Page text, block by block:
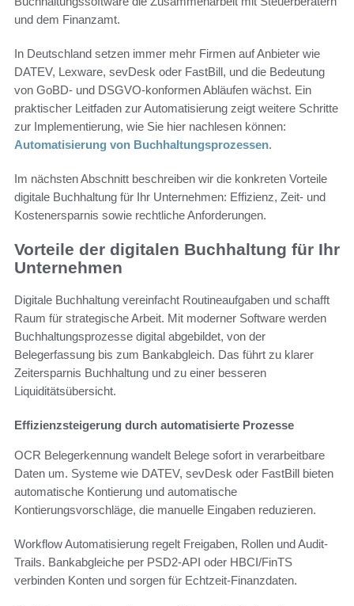
und dem Finanzamt.
In Deutschland setzen immer mehr Firmen auf Anbieter wie
DATEV, Lexware, sevDesk oder FastBill, und die Bedeutung
von GoBD- und DSGVO-konformen Abläufen wächst. Ein
praktischer Leitfaden zur Automatisierung zeigt weitere Schritte
zur Implementierung, wie Sie hier nachlesen können:
Automatisierung von Buchhaltungsprozessen.
Im nächsten Abschnitt beschreiben wir die konkreten Vorteile
digitale Buchhaltung für Ihr Unternehmen: Effizienz, Zeit- und
Kostenersparnis sowie rechtliche Anforderungen.
Vorteile der digitalen Buchhaltung für Ihr
Unternehmen
Digitale Buchhaltung vereinfacht Routineaufgaben und schafft
Raum für strategische Arbeit. Mit moderner Software werden
Buchhaltungsprozesse digital abgebildet, von der
Belegerfassung bis zum Bankabgleich. Das führt zu klarer
Zeitersparnis Buchhaltung und zu einer besseren
Liquiditätsübersicht.
Effizienzsteigerung durch automatisierte Prozesse
OCR Belegerkennung wandelt Belege sofort in verarbeitbare
Daten um. Systeme wie DATEV, sevDesk oder FastBill bieten
automatische Kontierung und automatische
Kontierungsvorschläge, die manuelle Eingaben reduzieren.
Workflow Automatisierung regelt Freigaben, Rollen und Audit-
Trails. Bankabgleiche per PSD2-API oder HBCI/FinTS
verbinden Konten und sorgen für Echtzeit-Finanzdaten.